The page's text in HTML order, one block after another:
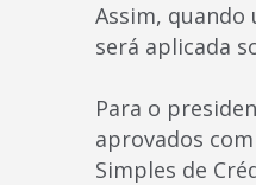
Assim,
será aplicada
Para o
aprovados
Simples de